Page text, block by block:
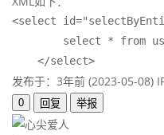
<select
select * from
    </select>
发布于：3年前 (2023-05-08)
0 回复 举报